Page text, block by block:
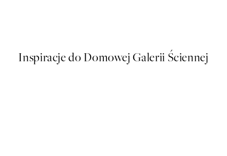
Inspiracje do Domowej Galerii Ściennej